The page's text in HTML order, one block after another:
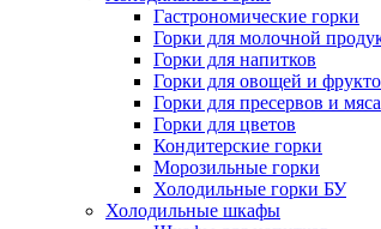
Гастрономические горки
Горки для молочной
Горки для напитков
Горки для овощей и
Горки для пресервов и мяса
Горки для цветов
Кондитерские горки
Морозильные горки
Холодильные горки БУ
Холодильные шкафы